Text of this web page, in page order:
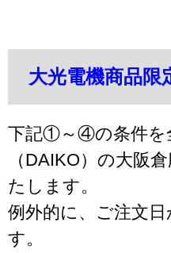
大光電機商品限
下記①～④の条件を
（DAIKO）の大阪
たします。
例外的に、ご注文
す。